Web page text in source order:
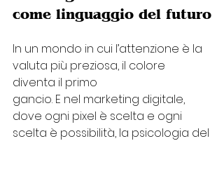
come linguaggio del futuro
In un mondo in cui l’attenzione è la
valuta più preziosa, il colore
diventa il primo
gancio. E nel marketing digitale,
dove ogni pixel è scelta e ogni
scelta è possibilità, la psicologia del